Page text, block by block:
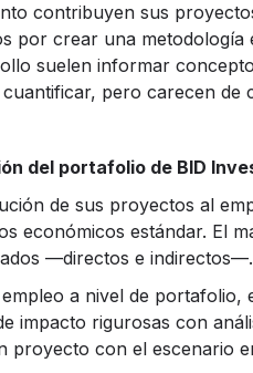
contribuyen sus
por crear una metodología
suelen informar
pero carecen de
del portafolio de BID
de sus proyectos al
económicos estándar. El
—directos e indirectos—.
a nivel de
impacto rigurosas con
con el escenario